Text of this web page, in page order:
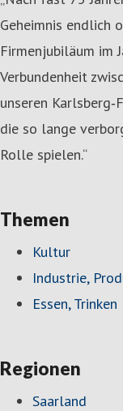
Geheimnis endlich
Firmenjubiläum im
Verbundenheit
unseren
die so lange
Rolle spielen.“
Themen
Kultur
Industrie,
Essen, Trinken
Regionen
Saarland